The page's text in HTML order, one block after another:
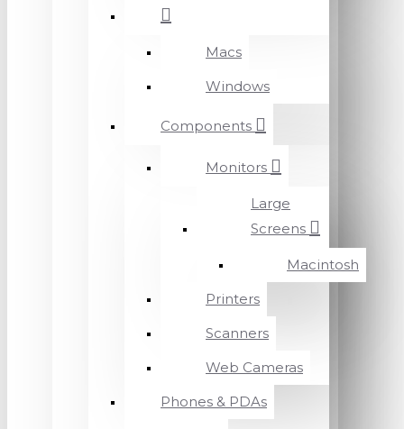
Macs
Windows
Components
Monitors
Large
Screens
Macintosh
Printers
Scanners
Web Cameras
Phones & PDAs